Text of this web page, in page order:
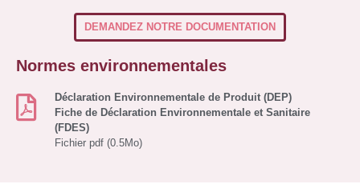
DEMANDEZ NOTRE DOCUMENTATION
Normes environnementales
Déclaration Environnementale de Produit (DEP)
Fiche de Déclaration Environnementale et Sanitaire
(FDES)
Fichier pdf (0.5Mo)